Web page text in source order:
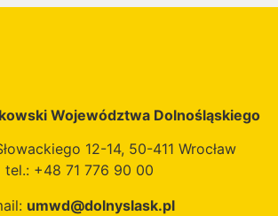
Województwa Dolnośląskiego
12-14, 50-411 Wrocław
tel.: +48 71 776 90 00
umwd@dolnyslask.pl